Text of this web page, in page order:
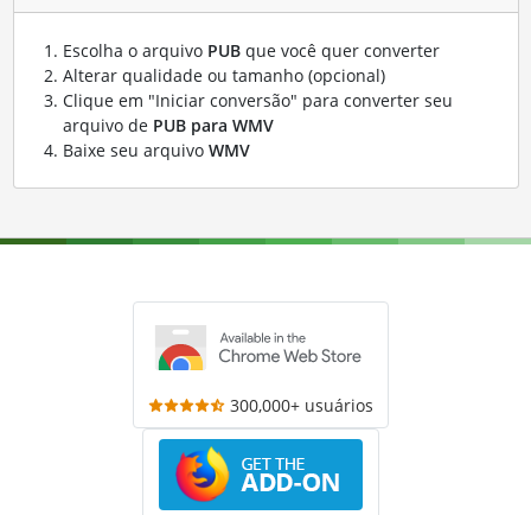
Escolha o arquivo PUBque você quer converter
Alterar qualidade ou tamanho (opcional)
Clique em "Iniciar conversão" para converter seu
arquivo de PUB para WMV
Baixe seu arquivo WMV
300,000+ usuários